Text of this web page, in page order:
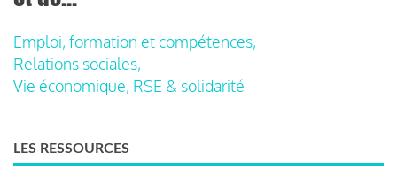
Emploi, formation et compétences,
Relations sociales,
Vie économique, RSE & solidarité
LES RESSOURCES